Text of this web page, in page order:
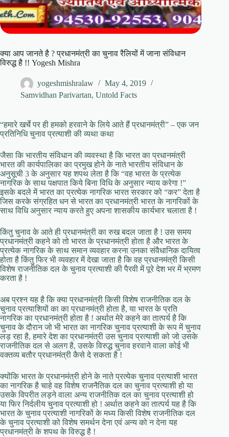
क्या आप जानते है ? प्रधानमंत्री का चुनाव रैलियों में जाना संविधान
विरुद्ध है !! Yogesh Mishra
yogeshmishralaw
May 4, 2019
Samvidhan Parivartan, Untold Facts
“हमारे खर्चे पर ही हमको हरवाने के लिये आते हैं प्रधानमंत्री” – एक जन
प्रतिनिधि चुनाव प्रत्याशी की व्यथा कथा
जैसा कि भारतीय संविधान की व्यवस्था है कि भारत का प्रधानमंत्री
भारत की कार्यपालिका का प्रमुख होने के नाते भारतीय संविधान के
अनुसूची 3 के अनुसार यह शपथ लेता है कि “वह भारत के प्रत्येक
नागरिक के साथ पक्षपात किये बिना विधि के अनुसार न्याय करेगा !”
इसके बदले में भारत का प्रत्येक नागरिक भारत सरकार को “कर” देता है
जिस करके संग्रहित धन से भारत का प्रधानमंत्री भारत के नागरिकों के
साथ विधि अनुसार न्याय करते हुए अपना शासकीय कार्यभार चलाता है !
किंतु चुनाव के आते ही प्रधानमंत्री का रुख बदल जाता है ! उस समय
प्रधानमंत्री कहने को तो भारत के प्रधानमंत्री होता है और भारत के
प्रत्येक नागरिक के साथ समान व्यवहार करना उनका संवैधानिक दायित्व
होता है किंतु फिर भी व्यवहार में देखा जाता है कि वह प्रधानमंत्री किसी
विशेष राजनीतिक दल के चुनाव प्रत्याशी की पैरवी में पूरे देश भर में भ्रमण
करता है !
अब प्रश्न यह है कि क्या प्रधानमंत्री किसी विशेष राजनीतिक दल के
चुनाव प्रत्याशियों का का प्रधानमंत्री होता है, या भारत के प्रति
नागरिक का प्रधानमंत्री होता है ! अर्थात मेरे कहने का तात्पर्य है कि
चुनाव के दौरान जो भी भारत का नागरिक चुनाव प्रत्याशी के रूप में चुनाव
लड़ रहा है, हमारे देश का प्रधानमंत्री उस चुनाव प्रत्याशी को जो उसके
राजनीतिक दल से अलग है, उसके विरुद्ध चुनाव हरवाने वाला कोई भी
वक्तव्य बतौर प्रधानमंत्री कैसे दे सकता है !
क्योंकि भारत के प्रधानमंत्री होने के नाते प्रत्येक चुनाव प्रत्याशी भारत
का नागरिक है चाहे वह विशेष राजनैतिक दल का चुनाव प्रत्याशी हो या
उसके विपरीत लड़ने वाला अन्य राजनीतिक दल का चुनाव प्रत्याशी हो
या फिर निर्दलीय चुनाव प्रत्याशी हो ! अर्थात कहने का तात्पर्य यह है कि
भारत के चुनाव प्रत्याशी नागरिकों के मध्य किसी विशेष राजनीतिक दल
के चुनाव प्रत्याशी को विशेष समर्थन देना एवं अन्य को न देना यह
प्रधानमंत्री के शपथ के विरुद्ध है !